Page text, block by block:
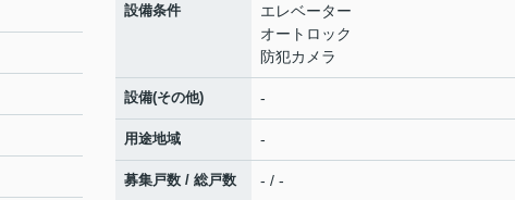
設備条件
エレベーター
オートロック
防犯カメラ
設備(その他) -
用途地域 -
募集戸数 / 総戸数 - / -